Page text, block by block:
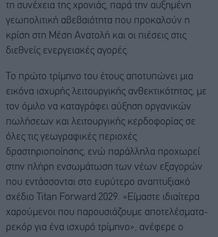
τη συνέχεια της χρονιάς, παρά την αυξημένη
γεωπολιτική αβεβαιότητα που προκαλούν η
κρίση στη Μέση Ανατολή και οι πιέσεις στις
διεθνείς ενεργειακές αγορές.
Το πρώτο τρίμηνο του έτους αποτυπώνει μια
εικόνα ισχυρής λειτουργικής ανθεκτικότητας, με
τον όμιλο να καταγράφει αύξηση οργανικών
πωλήσεων και λειτουργικής κερδοφορίας σε
όλες τις γεωγραφικές περιοχές
δραστηριοποίησης, ενώ παράλληλα προχωρεί
στην πλήρη ενσωμάτωση των νέων εξαγορών
που εντάσσονται στο ευρύτερο αναπτυξιακό
σχέδιο Titan Forward 2029. «Είμαστε ιδιαίτερα
χαρούμενοι που παρουσιάζουμε αποτελέσματα-
ρεκόρ για ένα ισχυρό τρίμηνο», ανέφερε ο